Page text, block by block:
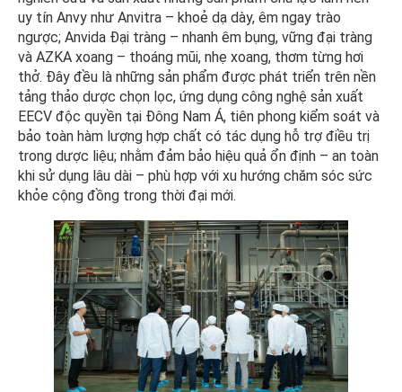
uy tín Anvy như Anvitra – khoẻ dạ dày, êm ngay trào
ngược; Anvida Đại tràng – nhanh êm bụng, vững đại tràng
và AZKA xoang – thoáng mũi, nhẹ xoang, thơm từng hơi
thở. Đây đều là những sản phẩm được phát triển trên nền
tảng thảo dược chọn lọc, ứng dụng công nghệ sản xuất
EECV độc quyền tại Đông Nam Á, tiên phong kiểm soát và
bảo toàn hàm lượng hợp chất có tác dụng hỗ trợ điều trị
trong dược liệu; nhằm đảm bảo hiệu quả ổn định – an toàn
khi sử dụng lâu dài – phù hợp với xu hướng chăm sóc sức
khỏe cộng đồng trong thời đại mới.